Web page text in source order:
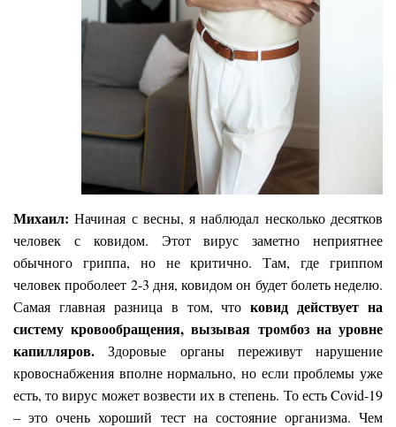
Михаил: Начиная с весны, я наблюдал несколько десятков
человек с ковидом. Этот вирус заметно неприятнее
обычного гриппа, но не критично. Там, где гриппом
человек проболеет 2-3 дня, ковидом он будет болеть неделю.
Самая главная разница в том, чтоковид действует на
систему кровообращения, вызывая тромбоз на уровне
капилляров. Здоровые органы переживут нарушение
кровоснабжения вполне нормально, но если проблемы уже
есть, то вирус может возвести их в степень. То есть Covid-19
– это очень хороший тест на состояние организма. Чем